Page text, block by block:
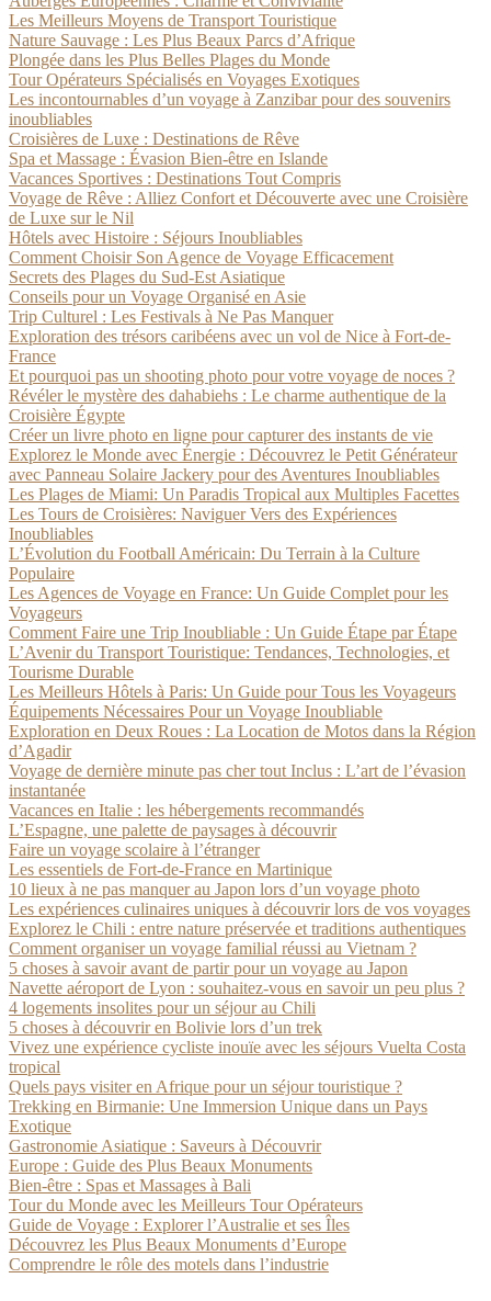
Les Meilleurs Moyens de Transport Touristique
Nature Sauvage : Les Plus Beaux Parcs d’Afrique
Plongée dans les Plus Belles Plages du Monde
Tour Opérateurs Spécialisés en Voyages Exotiques
Les incontournables d’un voyage à Zanzibar pour des souvenirs
inoubliables
Croisières de Luxe : Destinations de Rêve
Spa et Massage : Évasion Bien-être en Islande
Vacances Sportives : Destinations Tout Compris
Voyage de Rêve : Alliez Confort et Découverte avec une Croisière
de Luxe sur le Nil
Hôtels avec Histoire : Séjours Inoubliables
Comment Choisir Son Agence de Voyage Efficacement
Secrets des Plages du Sud-Est Asiatique
Conseils pour un Voyage Organisé en Asie
Trip Culturel : Les Festivals à Ne Pas Manquer
Exploration des trésors caribéens avec un vol de Nice à Fort-de-
France
Et pourquoi pas un shooting photo pour votre voyage de noces ?
Révéler le mystère des dahabiehs : Le charme authentique de la
Croisière Égypte
Créer un livre photo en ligne pour capturer des instants de vie
Explorez le Monde avec Énergie : Découvrez le Petit Générateur
avec Panneau Solaire Jackery pour des Aventures Inoubliables
Les Plages de Miami: Un Paradis Tropical aux Multiples Facettes
Les Tours de Croisières: Naviguer Vers des Expériences
Inoubliables
L’Évolution du Football Américain: Du Terrain à la Culture
Populaire
Les Agences de Voyage en France: Un Guide Complet pour les
Voyageurs
Comment Faire une Trip Inoubliable : Un Guide Étape par Étape
L’Avenir du Transport Touristique: Tendances, Technologies, et
Tourisme Durable
Les Meilleurs Hôtels à Paris: Un Guide pour Tous les Voyageurs
Équipements Nécessaires Pour un Voyage Inoubliable
Exploration en Deux Roues : La Location de Motos dans la Région
d’Agadir
Voyage de dernière minute pas cher tout Inclus : L’art de l’évasion
instantanée
Vacances en Italie : les hébergements recommandés
L’Espagne, une palette de paysages à découvrir
Faire un voyage scolaire à l’étranger
Les essentiels de Fort-de-France en Martinique
10 lieux à ne pas manquer au Japon lors d’un voyage photo
Les expériences culinaires uniques à découvrir lors de vos voyages
Explorez le Chili : entre nature préservée et traditions authentiques
Comment organiser un voyage familial réussi au Vietnam ?
5 choses à savoir avant de partir pour un voyage au Japon
Navette aéroport de Lyon : souhaitez-vous en savoir un peu plus ?
4 logements insolites pour un séjour au Chili
5 choses à découvrir en Bolivie lors d’un trek
Vivez une expérience cycliste inouïe avec les séjours Vuelta Costa
tropical
Quels pays visiter en Afrique pour un séjour touristique ?
Trekking en Birmanie: Une Immersion Unique dans un Pays
Exotique
Gastronomie Asiatique : Saveurs à Découvrir
Europe : Guide des Plus Beaux Monuments
Bien-être : Spas et Massages à Bali
Tour du Monde avec les Meilleurs Tour Opérateurs
Guide de Voyage : Explorer l’Australie et ses Îles
Découvrez les Plus Beaux Monuments d’Europe
Comprendre le rôle des motels dans l’industrie